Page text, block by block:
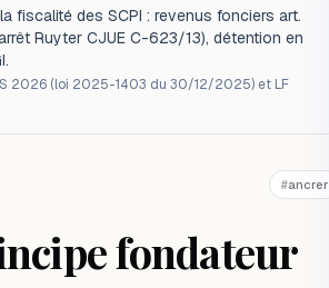
fiscalité des SCPI : revenus fonciers art.
Ruyter CJUE C-623/13), détention en
2026 (loi 2025-1403 du 30/12/2025) et LF
#ancrer
fondateur